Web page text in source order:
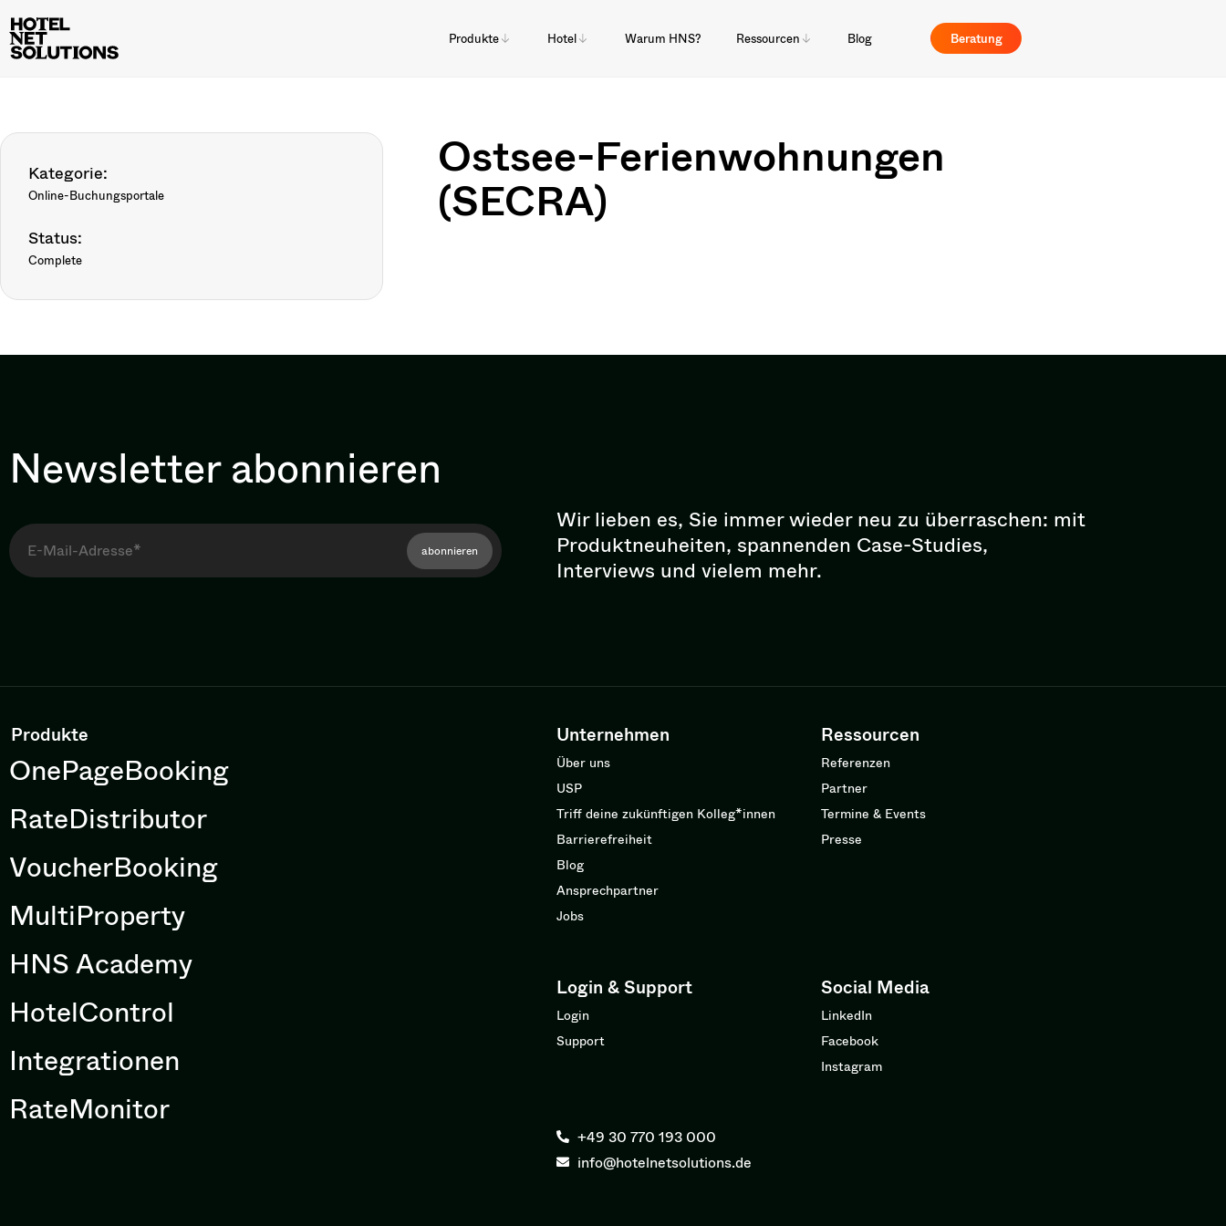
Produkte Hotel Warum HNS? Ressourcen Blog Beratung
Kategorie:
Online-Buchungsportale
Status:
Complete
Ostsee-Ferienwohnungen
(SECRA)
Newsletter abonnieren
abonnieren
Wir lieben es, Sie immer wieder neu zu überraschen: mit
Pro­dukt­neu­hei­ten, spannenden Case-Studies,
Interviews und vielem mehr.
Produkte
OnePageBooking
RateDistributor
VoucherBooking
MultiProperty
HNS Academy
HotelControl
Integrationen
RateMonitor
Unternehmen
Über uns
USP
Triff deine zukünftigen Kolleg*innen
Barrierefreiheit
Blog
Ansprechpartner
Jobs
Ressourcen
Referenzen
Partner
Termine & Events
Presse
Login & Support
Login
Support
Social Media
LinkedIn
Facebook
Instagram
+49 30 770 193 000
info@hotelnetsolutions.de